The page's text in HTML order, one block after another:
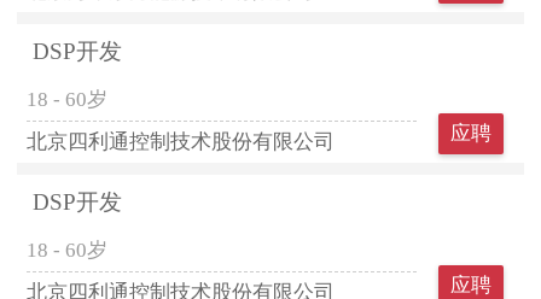
DSP开发
18 - 60岁
北京四利通控制技术股份有限公司
应聘
DSP开发
18 - 60岁
北京四利通控制技术股份有限公司
应聘